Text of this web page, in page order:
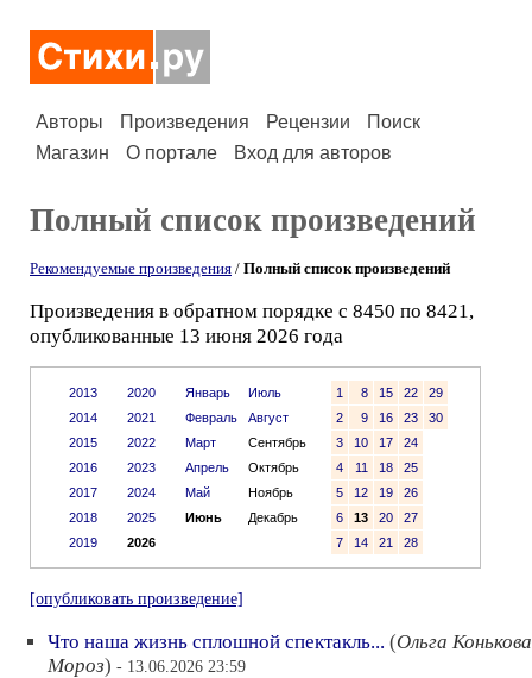
Авторы Произведения Рецензии
Поиск
Магазин
О портале Вход для авторов
Полный список произведений
Рекомендуемые произведения / Полный список произведений
Произведения в обратном порядке с 8450 по 8421,
опубликованные 13 июня 2026 года
2013
2014
2015
2016
2017
2018
2019
2020
2021
2022
2023
2024
2025
2026
Январь
Июль
Февраль
Август
Март
Сентябрь
Апрель
Октябрь
Май
Ноябрь
Июнь
Декабрь
1 8 15 22
29
2
9 16 23
30
3
10 17
24
4
11 18
25
5
12 19
26
6
13 20
27
7
14 21 28
[опубликовать произведение]
Что наша жизнь сплошной спектакль... (Ольга Конькова
Мороз) - 13.06.2026 23:59